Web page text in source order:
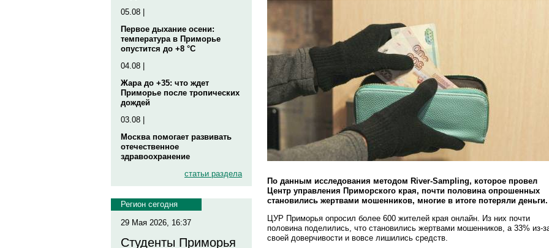
05.08 |
Первое дыхание осени:
температура в Приморье
опустится до +8 °C
04.08 |
Жара до +35: что ждет
Приморье после тропических
дождей
03.08 |
Москва помогает развивать
отечественное
здравоохранение
статьи раздела
Регион сегодня
29 Мая 2026, 16:37
Студенты Приморья
По данным исследования методом River-Sampling, которое провел
Центр управления Приморского края, почти половина опрошенных
становились жертвами мошенников, многие в итоге потеряли деньги.
ЦУР Приморья опросил более 600 жителей края онлайн. Из них почти
половина поделились, что становились жертвами мошенников, а 33% из-
своей доверчивости и вовсе лишились средств.